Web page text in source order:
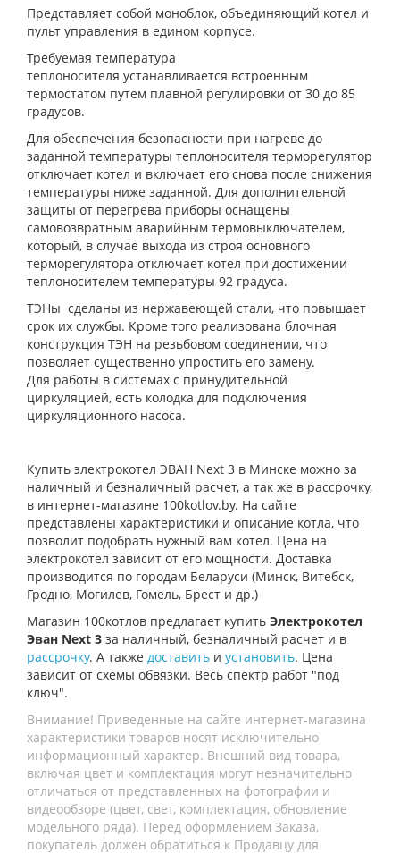
Представляет собой моноблок, объединяющий котел и
пульт управления в едином корпусе.
Требуемая температура
теплоносителя устанавливается встроенным
термостатом путем плавной регулировки от 30 до 85
градусов.
Для обеспечения безопасности при нагреве до
заданной температуры теплоносителя терморегулятор
отключает котел и включает его снова после снижения
температуры ниже заданной. Для дополнительной
защиты от перегрева приборы оснащены
самовозвратным аварийным термовыключателем,
который, в случае выхода из строя основного
терморегулятора отключает котел при достижении
теплоносителем температуры 92 градуса.
ТЭНы сделаны из нержавеющей стали, что повышает
срок их службы. Кроме того реализована блочная
конструкция ТЭН на резьбовом соединении, что
позволяет существенно упростить его замену.
Для работы в системах с принудительной
циркуляцией, есть колодка для подключения
циркуляционного насоса.
Купить электрокотел ЭВАН Next 3 в Минске можно за
наличный и безналичный расчет, а так же в рассрочку,
в интернет-магазине 100kotlov.by. На сайте
представлены характеристики и описание котла, что
позволит подобрать нужный вам котел. Цена на
электрокотел зависит от его мощности. Доставка
производится по городам Беларуси (Минск, Витебск,
Гродно, Могилев, Гомель, Брест и др.)
Магазин 100котлов предлагает купить Электрокотел
Эван Next 3 за наличный, безналичный расчет и в
рассрочку. А также доставить и установить. Цена
зависит от схемы обвязки. Весь спектр работ "под
ключ".
Внимание! Приведенные на сайте интернет-магазина
характеристики товаров носят исключительно
информационный характер. Внешний вид товара,
включая цвет и комплектация могут незначительно
отличаться от представленных на фотографии и
видеообзоре (цвет, свет, комплектация, обновление
модельного ряда). Перед оформлением Заказа,
покупатель должен обратиться к Продавцу для